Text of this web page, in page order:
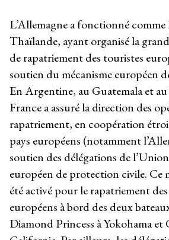
L’Allemagne a fonctionné
Thaïlande, ayant organisé la
de rapatriement des touristes
soutien du mécanisme européen
En Argentine, au Guatemala et
France a assuré la direction des
rapatriement, en coopération
pays européens (notamment
soutien des délégations de
européen de protection civile. Ce
été activé pour le rapatriement
européens à bord des deux
Diamond Princess à Yokohama et